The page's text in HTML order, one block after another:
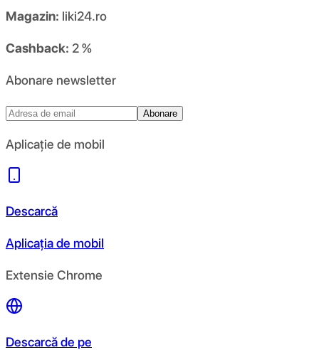
Magazin: liki24.ro
Cashback: 2 %
Abonare newsletter
Abonare
Aplicație de mobil
Descarcă
Aplicația de mobil
Extensie Chrome
Descarcă de pe